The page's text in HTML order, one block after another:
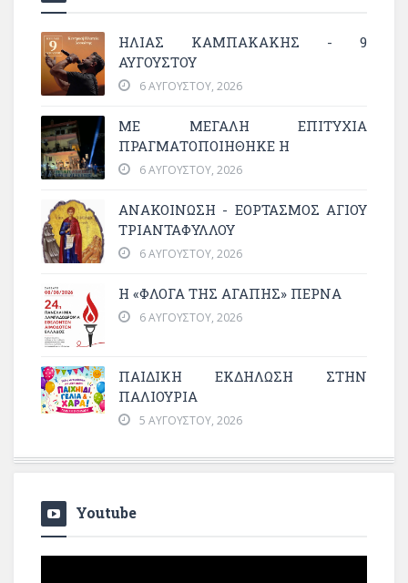
ΗΛΙΑΣ ΚΑΜΠΑΚΑΚΗΣ - 9
ΑΥΓΟΥΣΤΟΥ
6 ΑΥΓΟΎΣΤΟΥ, 2026
ΜΕ ΜΕΓΆΛΗ ΕΠΙΤΥΧΊΑ
ΠΡΑΓΜΑΤΟΠΟΙΉΘΗΚΕ Η
6 ΑΥΓΟΎΣΤΟΥ, 2026
ΑΝΑΚΟΙΝΩΣΗ - ΕΟΡΤΑΣΜΟΣ ΑΓΙΟΥ
ΤΡΙΑΝΤΑΦΥΛΛΟΥ
6 ΑΥΓΟΎΣΤΟΥ, 2026
Η «ΦΛΌΓΑ ΤΗΣ ΑΓΆΠΗΣ» ΠΕΡΝΆ
6 ΑΥΓΟΎΣΤΟΥ, 2026
ΠΑΙΔΙΚΗ ΕΚΔΗΛΩΣΗ ΣΤΗΝ
ΠΑΛΙΟΥΡΙΑ
5 ΑΥΓΟΎΣΤΟΥ, 2026
Youtube